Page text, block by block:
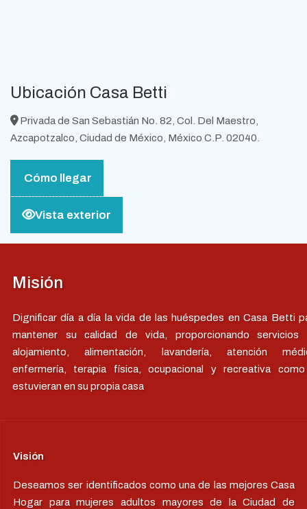
Ubicación Casa Betti
Privada de San Sebastián No. 82, Col. Del Maestro,
Azcapotzalco, Ciudad de México, México C.P. 02040.
Cómo llegar
Vista exterior
Misión
Dignificar día a día la vida de las huéspedes en Casa Betti
mantener su calidad de vida, proporcionando servicios
alojamiento, alimentación, lavandería, atención
enfermería, terapia física, ocupacional y recreativa
estuvieran en su propia casa
Visión
Deseamos ser identificados como una de las mejores Casa
Hogar para mujeres adultos mayores de la Ciudad de